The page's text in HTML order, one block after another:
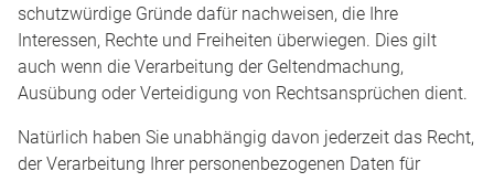
schutzwürdige Gründe dafür nachweisen, die Ihre
Interessen, Rechte und Freiheiten überwiegen. Dies gilt
auch wenn die Verarbeitung der Geltendmachung,
Ausübung oder Verteidigung von Rechtsansprüchen dient.
Natürlich haben Sie unabhängig davon jederzeit das Recht,
der Verarbeitung Ihrer personenbezogenen Daten für